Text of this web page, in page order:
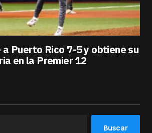
a Puerto Rico 7-5 y obtiene su
en la Premier 12
Buscar